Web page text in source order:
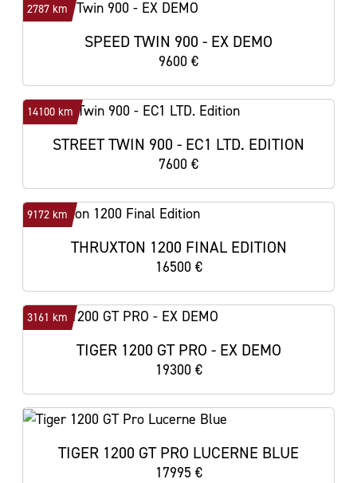
2787 km
SPEED TWIN 900 - EX DEMO
9600 €
14100 km
STREET TWIN 900 - EC1 LTD. EDITION
7600 €
9172 km
THRUXTON 1200 FINAL EDITION
16500 €
3161 km
TIGER 1200 GT PRO - EX DEMO
19300 €
TIGER 1200 GT PRO LUCERNE BLUE
17995 €